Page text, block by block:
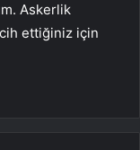
Askerlik
ettiğiniz için